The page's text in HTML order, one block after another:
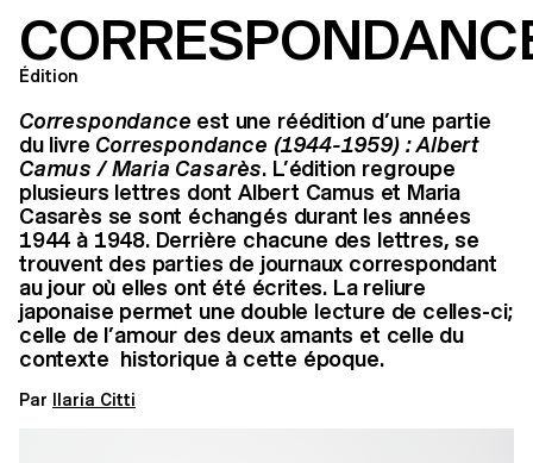
Édition
Correspondance est une réédition d’une partie
du livre Correspondance (1944-1959) : Albert
Camus / Maria Casarès. L’édition regroupe
plusieurs lettres dont Albert Camus et Maria
Casarès se sont échangés durant les années
1944 à 1948. Derrière chacune des lettres, se
trouvent des parties de journaux correspondant
au jour où elles ont été écrites. La reliure
japonaise permet une double lecture de celles-ci;
celle de l’amour des deux amants et celle du
contexte historique à cette époque.
Par Ilaria Citti